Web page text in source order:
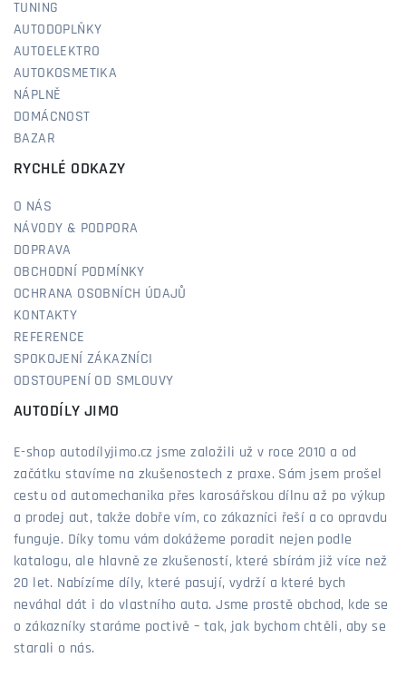
TUNING
AUTODOPLŇKY
AUTOELEKTRO
AUTOKOSMETIKA
NÁPLNĚ
DOMÁCNOST
BAZAR
RYCHLÉ ODKAZY
O NÁS
NÁVODY & PODPORA
DOPRAVA
OBCHODNÍ PODMÍNKY
OCHRANA OSOBNÍCH ÚDAJŮ
KONTAKTY
REFERENCE
SPOKOJENÍ ZÁKAZNÍCI
ODSTOUPENÍ OD SMLOUVY
AUTODÍLY JIMO
E-shop autodílyjimo.cz jsme založili už v roce 2010 a od
začátku stavíme na zkušenostech z praxe. Sám jsem prošel
cestu od automechanika přes karosářskou dílnu až po výkup
a prodej aut, takže dobře vím, co zákazníci řeší a co opravdu
funguje. Díky tomu vám dokážeme poradit nejen podle
katalogu, ale hlavně ze zkušeností, které sbírám již více než
20 let. Nabízíme díly, které pasují, vydrží a které bych
neváhal dát i do vlastního auta. Jsme prostě obchod, kde se
o zákazníky staráme poctivě – tak, jak bychom chtěli, aby se
starali o nás.